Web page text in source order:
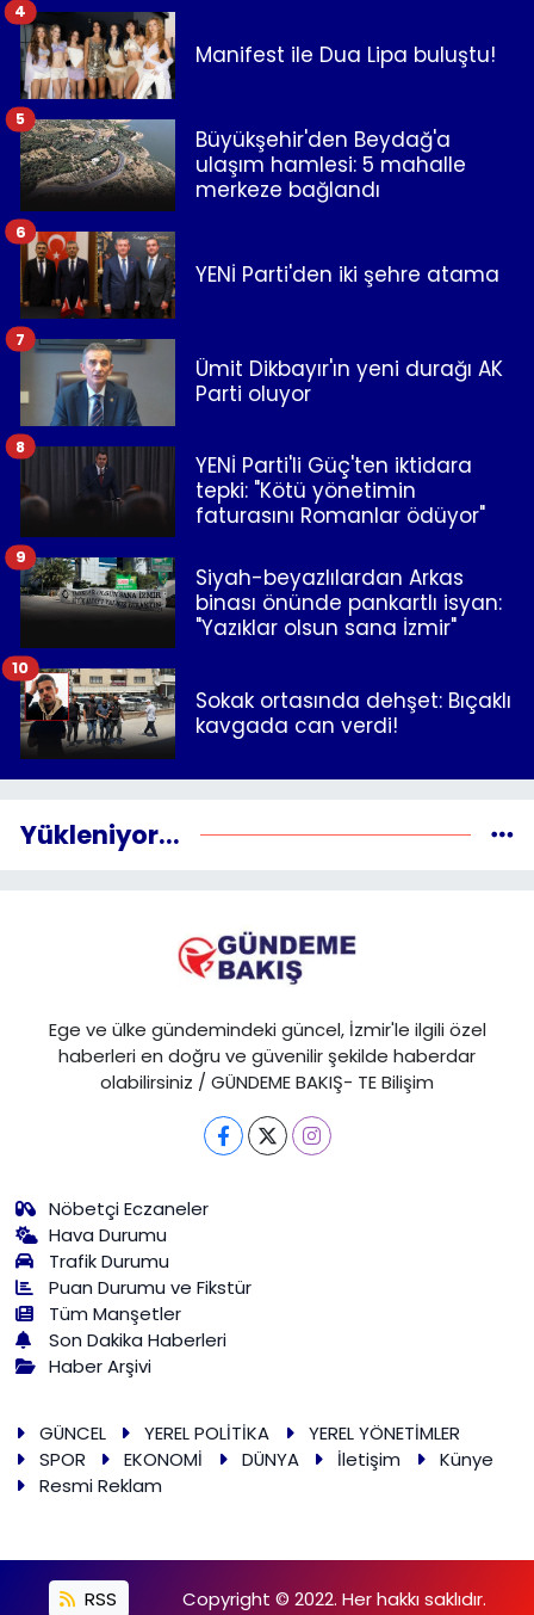
Manifest ile Dua Lipa buluştu!
4
Büyükşehir'den Beydağ'a
ulaşım hamlesi: 5 mahalle
merkeze bağlandı
5
YENİ Parti'den iki şehre atama
6
Ümit Dikbayır'ın yeni durağı AK
Parti oluyor
7
YENİ Parti'li Güç'ten iktidara
tepki: "Kötü yönetimin
faturasını Romanlar ödüyor"
8
Siyah-beyazlılardan Arkas
binası önünde pankartlı isyan:
"Yazıklar olsun sana İzmir"
9
Sokak ortasında dehşet: Bıçaklı
kavgada can verdi!
10
Yükleniyor...
Ege ve ülke gündemindeki güncel, İzmir'le ilgili özel
haberleri en doğru ve güvenilir şekilde haberdar
olabilirsiniz / GÜNDEME BAKIŞ- TE Bilişim
Nöbetçi Eczaneler
Hava Durumu
Trafik Durumu
Puan Durumu ve Fikstür
Tüm Manşetler
Son Dakika Haberleri
Haber Arşivi
GÜNCEL YEREL POLİTİKA
YEREL YÖNETİMLER
SPOR
EKONOMİ DÜNYA İletişim
Künye
Resmi Reklam
RSS Copyright © 2022. Her hakkı saklıdır.